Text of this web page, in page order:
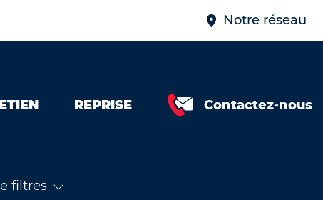
Notre réseau
REPRISE Contactez-nous
filtres